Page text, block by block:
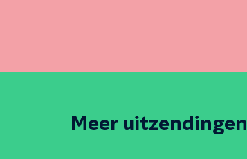
Meer uitzendingen